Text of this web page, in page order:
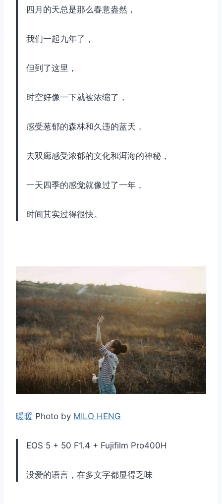
四月的天总是那么春意盎然，
我们一起九年了，
但到了这里，
时空好像一下就被浓缩了，
感受葱郁的森林和久违的蓝天，
去双廊感受浓郁的文化和洱海的神秘，
一天四季的感觉就像过了一年，
时间其实过得很快。
暖暖 Photo by MILO HENG
EOS 5 + 50 F1.4 + Fujifilm Pro400H
没爱的语言，在多文字都显得乏味
取消